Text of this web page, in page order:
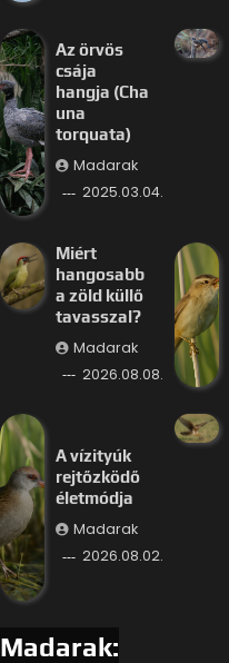
Az örvös
csája
hangja (Cha
una
torquata)
Madarak
2025.03.04.
Miért
hangosabb
a zöld küllő
tavasszal?
Madarak
2026.08.08.
A vízityúk
rejtőzködő
életmódja
Madarak
2026.08.02.
Madarak: